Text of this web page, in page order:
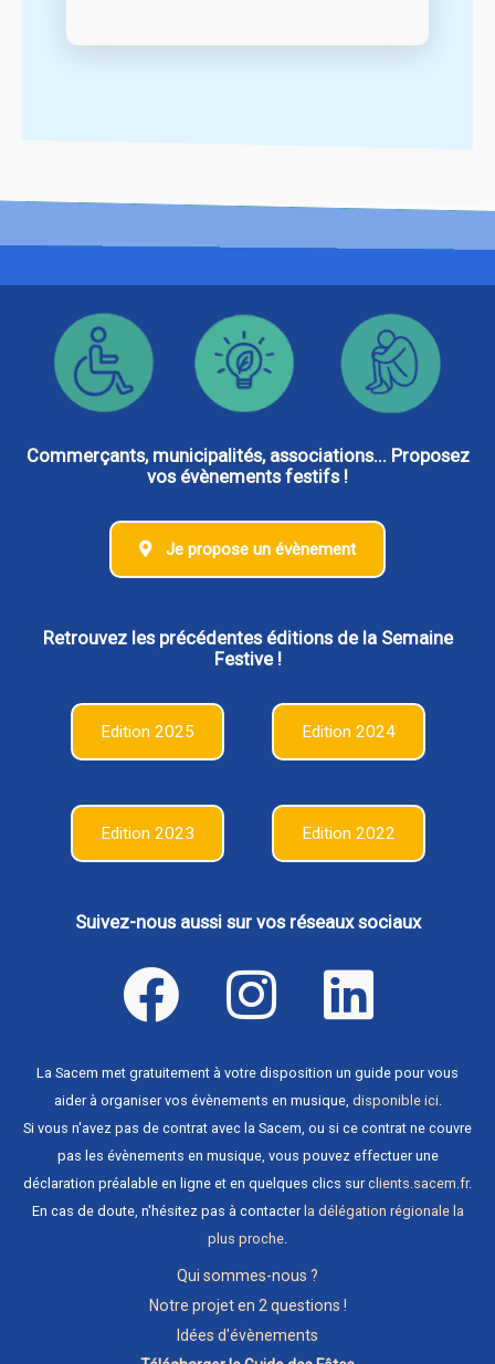
Commerçants, municipalités, associations... Proposez
vos évènements festifs !
Je propose un évènement
Retrouvez les précédentes éditions de la Semaine
Festive !
Edition 2025 Edition 2024
Edition 2023 Edition 2022
Suivez-nous aussi sur vos réseaux sociaux
La Sacem met gratuitement à votre disposition un guide pour vous
aider à organiser vos évènements en musique, disponible ici.
Si vous n'avez pas de contrat avec la Sacem, ou si ce contrat ne couvre
pas les évènements en musique, vous pouvez effectuer une
déclaration préalable en ligne et en quelques clics surclients.sacem.fr.
En cas de doute, n'hésitez pas à contacter la délégation régionale la
plus proche.
Qui sommes-nous ?
Notre projet en 2 questions !
Idées d'évènements